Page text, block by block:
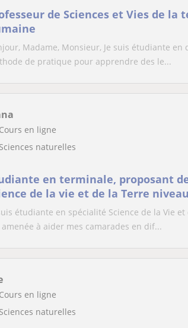
de Sciences et Vies de la
Madame, Monsieur, Je suis étudiante
de pratique pour apprendre des le...
Cours en ligne
Sciences naturelles
en terminale, proposant
de la vie et de la Terre
spécialité SVT
étudiante en spécialité Science de la Vie
amenée à aider mes camarades en dif...
Cours en ligne
Sciences naturelles